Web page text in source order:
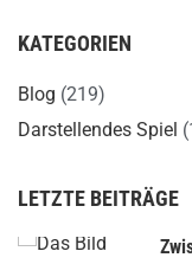
KATEGORIEN
Blog (219)
Darstellendes Spiel
LETZTE BEITRÄGE